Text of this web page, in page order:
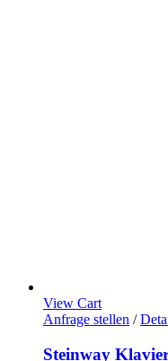
View Cart
Anfrage stellen /
Steinway